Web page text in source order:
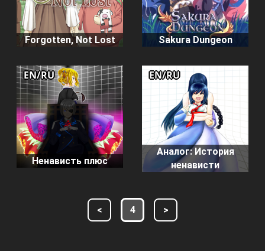
Forgotten, Not Lost Sakura Dungeon
Ненависть плюс
EN/RU
Аналог: История
ненависти
EN/RU
< 4 >